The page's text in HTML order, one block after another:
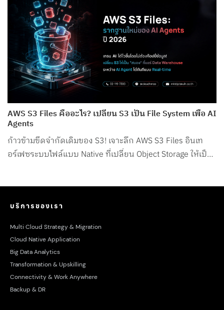
AWS S3 Files คืออะไร? เปลี่ยน S3 เป็น File System เพื่อ AI
Agents
ก้าวข้ามขีดจำกัดเดิมของ S3! เจาะลึก AWS S3 Files อินเท
อร์เฟซระบบไฟล์แบบ Native ที่เปลี่ยน Object Storage ให้เป็น
บริการของเรา
Multi Cloud Strategy & Migration
Cloud Native Application
Big Data Analytics
Transformation & Upskilling
Connectivity & Work Anywhere
Backup & DR